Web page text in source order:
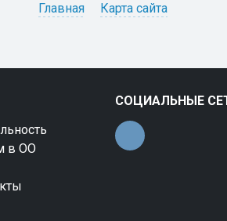
Главная Карта сайта
в ОО
СОЦИАЛЬНЫЕ